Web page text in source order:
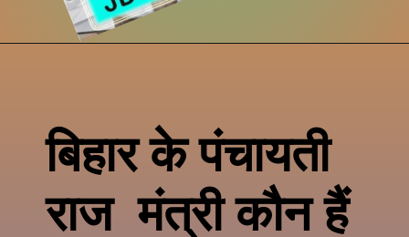
बिहार केपंचायती
राज मंत्री कौन हैं